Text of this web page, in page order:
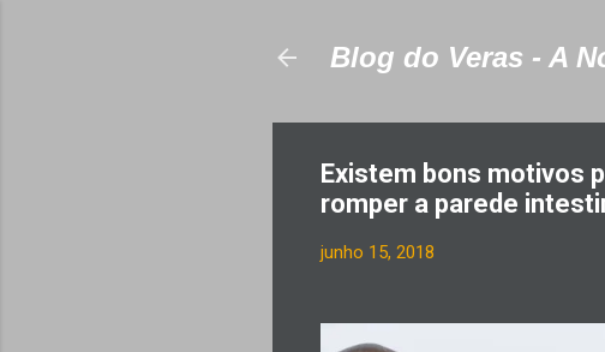
Blog do Veras - A
Existem bons motivos
romper a parede
junho 15, 2018